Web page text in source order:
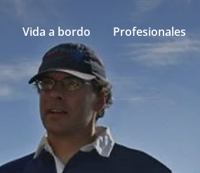
Vida a bordo Profesionales